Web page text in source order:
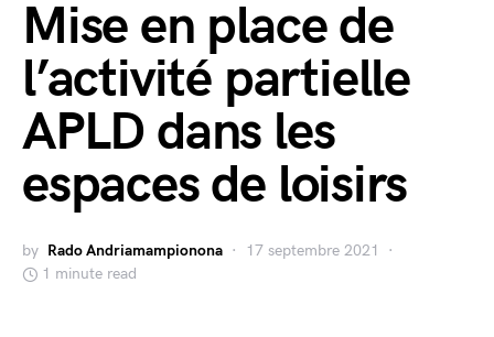
Mise en place de
l’activité partielle
APLD dans les
espaces de loisirs
by Rado Andriamampionona
17 septembre 2021
1 minute read